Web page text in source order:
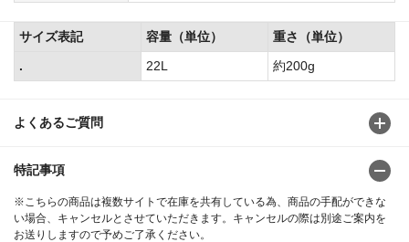
よくあるご質問
特記事項
※こちらの商品は複数サイトで在庫を共有している為、商品の手配ができな
い場合、キャンセルとさせていただきます。キャンセルの際は別途ご案内を
お送りしますので予めご了承ください。
サイズ表記 容量（単位）
重さ（単位）
.
22L 約200g